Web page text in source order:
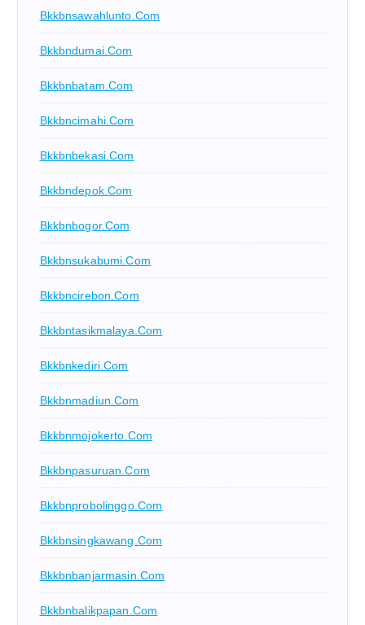
Bkkbnsawahlunto.com
Bkkbndumai.com
Bkkbnbatam.com
Bkkbncimahi.com
Bkkbnbekasi.com
Bkkbndepok.com
Bkkbnbogor.com
Bkkbnsukabumi.com
Bkkbncirebon.com
Bkkbntasikmalaya.com
Bkkbnkediri.com
Bkkbnmadiun.com
Bkkbnmojokerto.com
Bkkbnpasuruan.com
Bkkbnprobolinggo.com
Bkkbnsingkawang.com
Bkkbnbanjarmasin.com
Bkkbnbalikpapan.com